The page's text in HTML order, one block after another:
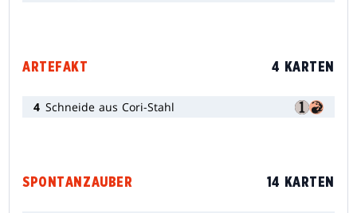
ARTEFAKT 4 KARTEN
4 Schneide aus Cori-Stahl
SPONTANZAUBER 14 KARTEN